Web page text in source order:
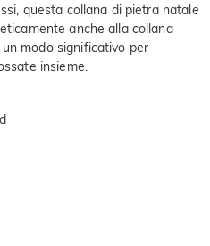
questa collana di pietra natale
anche alla collana
modo significativo per
insieme.